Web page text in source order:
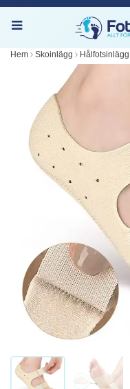
Hem Skoinlägg Hålfotsinlägg